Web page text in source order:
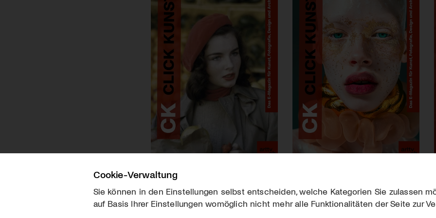
Über uns
Downloads
Cookie-Verwaltung
Sie können in den Einstellungen selbst entscheiden, welche Kategorien Sie zulassen
auf Basis Ihrer Einstellungen womöglich nicht mehr alle Funktionalitäten der Seite zur